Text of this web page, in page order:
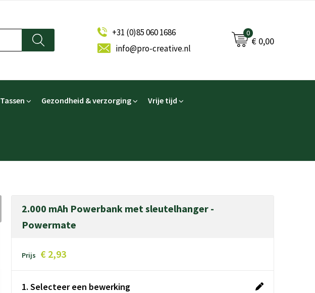
+31 (0)85 060 1686
info@pro-creative.nl
0
€ 0,00
Tassen Gezondheid & verzorging Vrije tijd
2.000 mAh Powerbank met sleutelhanger -
Powermate
Prijs € 2,93
1. Selecteer een bewerking